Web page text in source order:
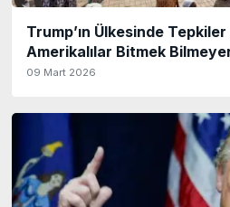
Trump’ın Ülkesinde
Amerikalılar Bitmek
09 Mart 2026